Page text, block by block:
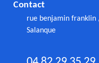
Contact
rue benjamin franklin
Salanque